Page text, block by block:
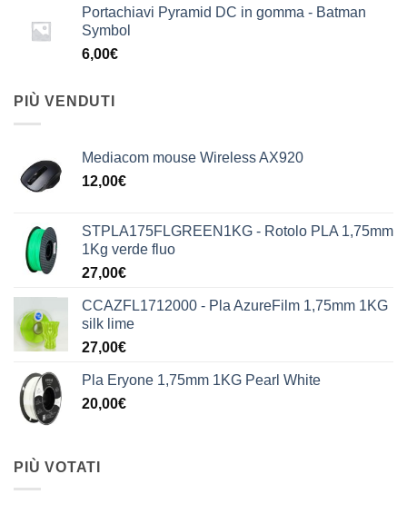
Portachiavi Pyramid DC in gomma - Batman
Symbol
6,00€
PIÙ VENDUTI
Mediacom mouse Wireless AX920
12,00€
STPLA175FLGREEN1KG - Rotolo PLA 1,75mm
1Kg verde fluo
27,00€
CCAZFL1712000 - Pla AzureFilm 1,75mm 1KG
silk lime
27,00€
Pla Eryone 1,75mm 1KG Pearl White
20,00€
PIÙ VOTATI